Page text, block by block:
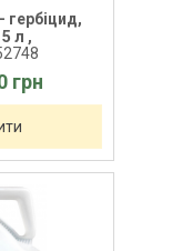
гербіцид,
л ,
грн